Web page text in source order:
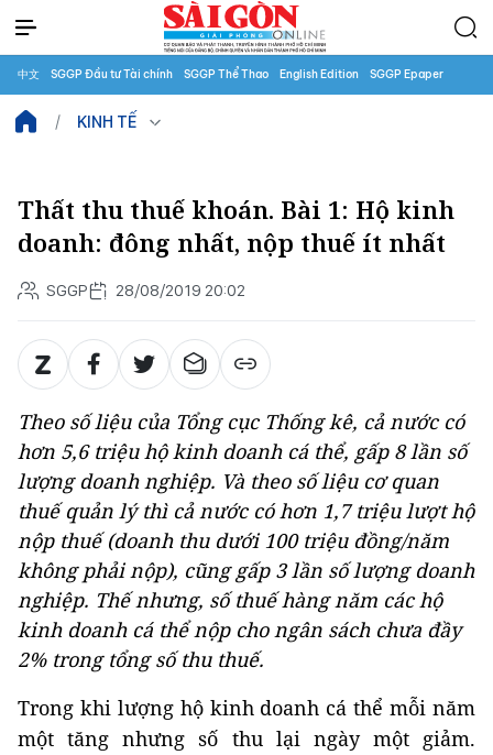
中文 SGGP Đầu tư Tài chính SGGP Thể Thao English Edition SGGP Epaper
KINH TẾ
Thất thu thuế khoán. Bài 1: Hộ kinh
doanh: đông nhất, nộp thuế ít nhất
SGGP 28/08/2019 20:02
Theo số liệu của Tổng cục Thống kê, cả nước có
hơn 5,6 triệu hộ kinh doanh cá thể, gấp 8 lần số
lượng doanh nghiệp. Và theo số liệu cơ quan
thuế quản lý thì cả nước có hơn 1,7 triệu lượt hộ
nộp thuế (doanh thu dưới 100 triệu đồng/năm
không phải nộp), cũng gấp 3 lần số lượng doanh
nghiệp. Thế nhưng, số thuế hàng năm các hộ
kinh doanh cá thể nộp cho ngân sách chưa đầy
2% trong tổng số thu thuế.
Trong khi lượng hộ kinh doanh cá thể mỗi năm
một tăng nhưng số thu lại ngày một giảm.